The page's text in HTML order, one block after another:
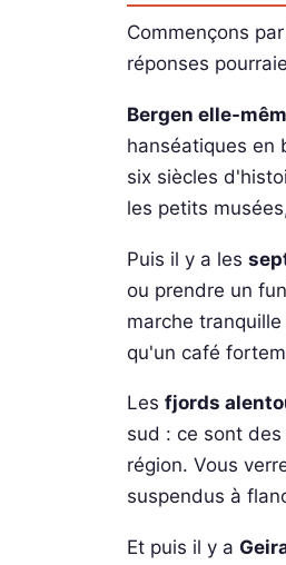
Commençons
réponses
Bergen elle-
hanséatiques en
six siècles
les petits
Puis il y a les
ou prendre un
marche
qu'un café
Les fjords
sud : ce sont
région. Vous
suspendus à
Et puis il y a